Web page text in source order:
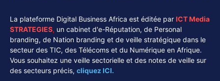
La plateforme Digital Business Africa est éditée par ICT Media
STRATEGIES, un cabinet d'e-Réputation, de Personal
branding, de Nation branding et de veille stratégique dans le
secteur des TIC, des Télécoms et du Numérique en Afrique.
Vous souhaitez une veille sectorielle et des notes de veille sur
des secteurs précis, cliquez ICI.